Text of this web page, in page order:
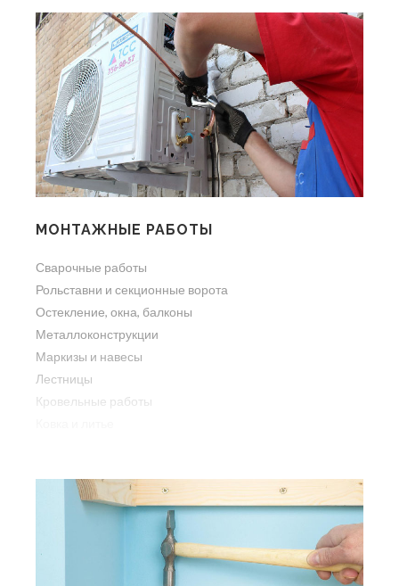
МОНТАЖНЫЕ РАБОТЫ
Сварочные работы
Рольставни и секционные ворота
Остекление, окна, балконы
Металлоконструкции
Маркизы и навесы
Лестницы
Кровельные работы